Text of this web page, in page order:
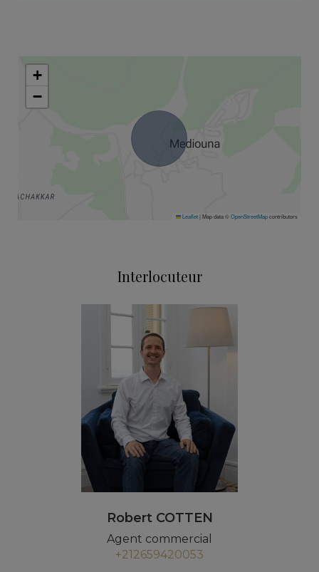
+
−
Leaflet| Map data ©OpenStreetMapcontributors
Interlocuteur
Robert COTTEN
Agent commercial
+212659420053